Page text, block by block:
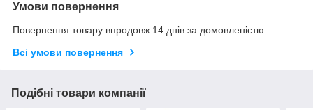
Умови повернення
Повернення товару впродовж 14 днів за домовленістю
Всі умови повернення
Подібні товари компанії